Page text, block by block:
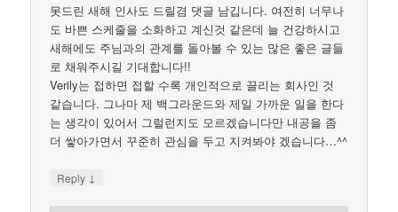
못드린 새해 인사도 드릴겸 댓글 남깁니다. 여전히 너무나
도 바쁜 스케줄을 소화하고 계신것 같은데 늘 건강하시고
새해에도 주님과의 관계를 돌아볼 수 있는 많은 좋은 글들
로 채워주시길 기대합니다!!
Verily는 접하면 접할 수록 개인적으로 끌리는 회사인 것
같습니다. 그나마 제 백그라운드와 제일 가까운 일을 한다
는 생각이 있어서 그럴런지도 모르겠습니다만 내공을 좀
더 쌓아가면서 꾸준히 관심을 두고 지켜봐야 겠습니다…^^
Reply ↓